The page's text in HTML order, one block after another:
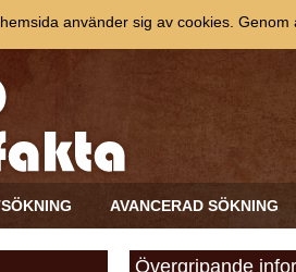
AVANCERAD SÖKNING
Övergripande
använder sig av cookies.